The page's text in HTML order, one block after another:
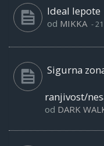
Ideal lepote
od MIKKA -
Sigurna
ranjivost/
od DARK